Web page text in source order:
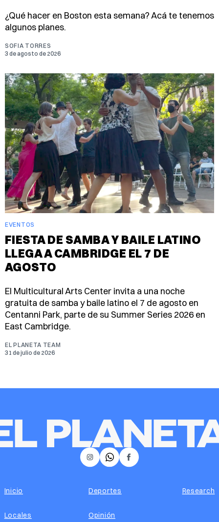
¿Qué hacer en Boston esta semana? Acá te tenemos
algunos planes.
SOFIA TORRES
3 de agosto de 2026
EVENTOS
FIESTA DE SAMBA Y BAILE LATINO
LLEGA A CAMBRIDGE EL 7 DE
AGOSTO
El Multicultural Arts Center invita a una noche
gratuita de samba y baile latino el 7 de agosto en
Centanni Park, parte de su Summer Series 2026 en
East Cambridge.
EL PLANETA TEAM
31 de julio de 2026
𝕏 Facebook
Instagram
Inicio
Locales
Deportes
Opinión
Research